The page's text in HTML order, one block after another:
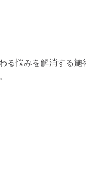
る悩みを解消する施